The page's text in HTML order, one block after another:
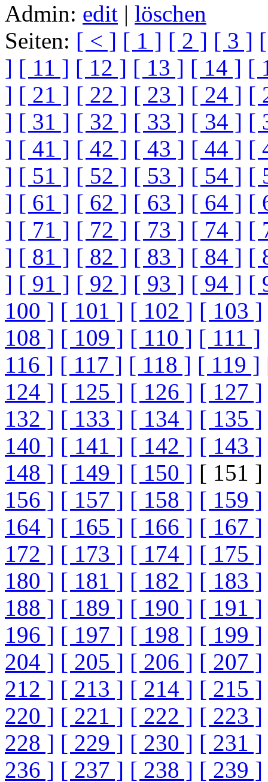
Admin: edit | löschen
Seiten: [ < ] [ 1 ] [ 2 ] [ 3 ]
] [ 11 ] [ 12 ] [ 13 ] [ 14 ] [
] [ 21 ] [ 22 ] [ 23 ] [ 24 ] [
] [ 31 ] [ 32 ] [ 33 ] [ 34 ] [
] [ 41 ] [ 42 ] [ 43 ] [ 44 ] [
] [ 51 ] [ 52 ] [ 53 ] [ 54 ] [
] [ 61 ] [ 62 ] [ 63 ] [ 64 ] [
] [ 71 ] [ 72 ] [ 73 ] [ 74 ] [
] [ 81 ] [ 82 ] [ 83 ] [ 84 ] [
] [ 91 ] [ 92 ] [ 93 ] [ 94 ] [
100 ] [ 101 ] [ 102 ] [ 103 ]
108 ] [ 109 ] [ 110 ] [ 111 ]
116 ] [ 117 ] [ 118 ] [ 119 ]
124 ] [ 125 ] [ 126 ] [ 127 ]
132 ] [ 133 ] [ 134 ] [ 135 ]
140 ] [ 141 ] [ 142 ] [ 143 ]
148 ] [ 149 ] [ 150 ] [ 151 ]
156 ] [ 157 ] [ 158 ] [ 159 ]
164 ] [ 165 ] [ 166 ] [ 167 ]
172 ] [ 173 ] [ 174 ] [ 175 ]
180 ] [ 181 ] [ 182 ] [ 183 ]
188 ] [ 189 ] [ 190 ] [ 191 ]
196 ] [ 197 ] [ 198 ] [ 199 ]
204 ] [ 205 ] [ 206 ] [ 207 ]
212 ] [ 213 ] [ 214 ] [ 215 ]
220 ] [ 221 ] [ 222 ] [ 223 ]
228 ] [ 229 ] [ 230 ] [ 231 ]
236 ] [ 237 ] [ 238 ] [ 239 ]